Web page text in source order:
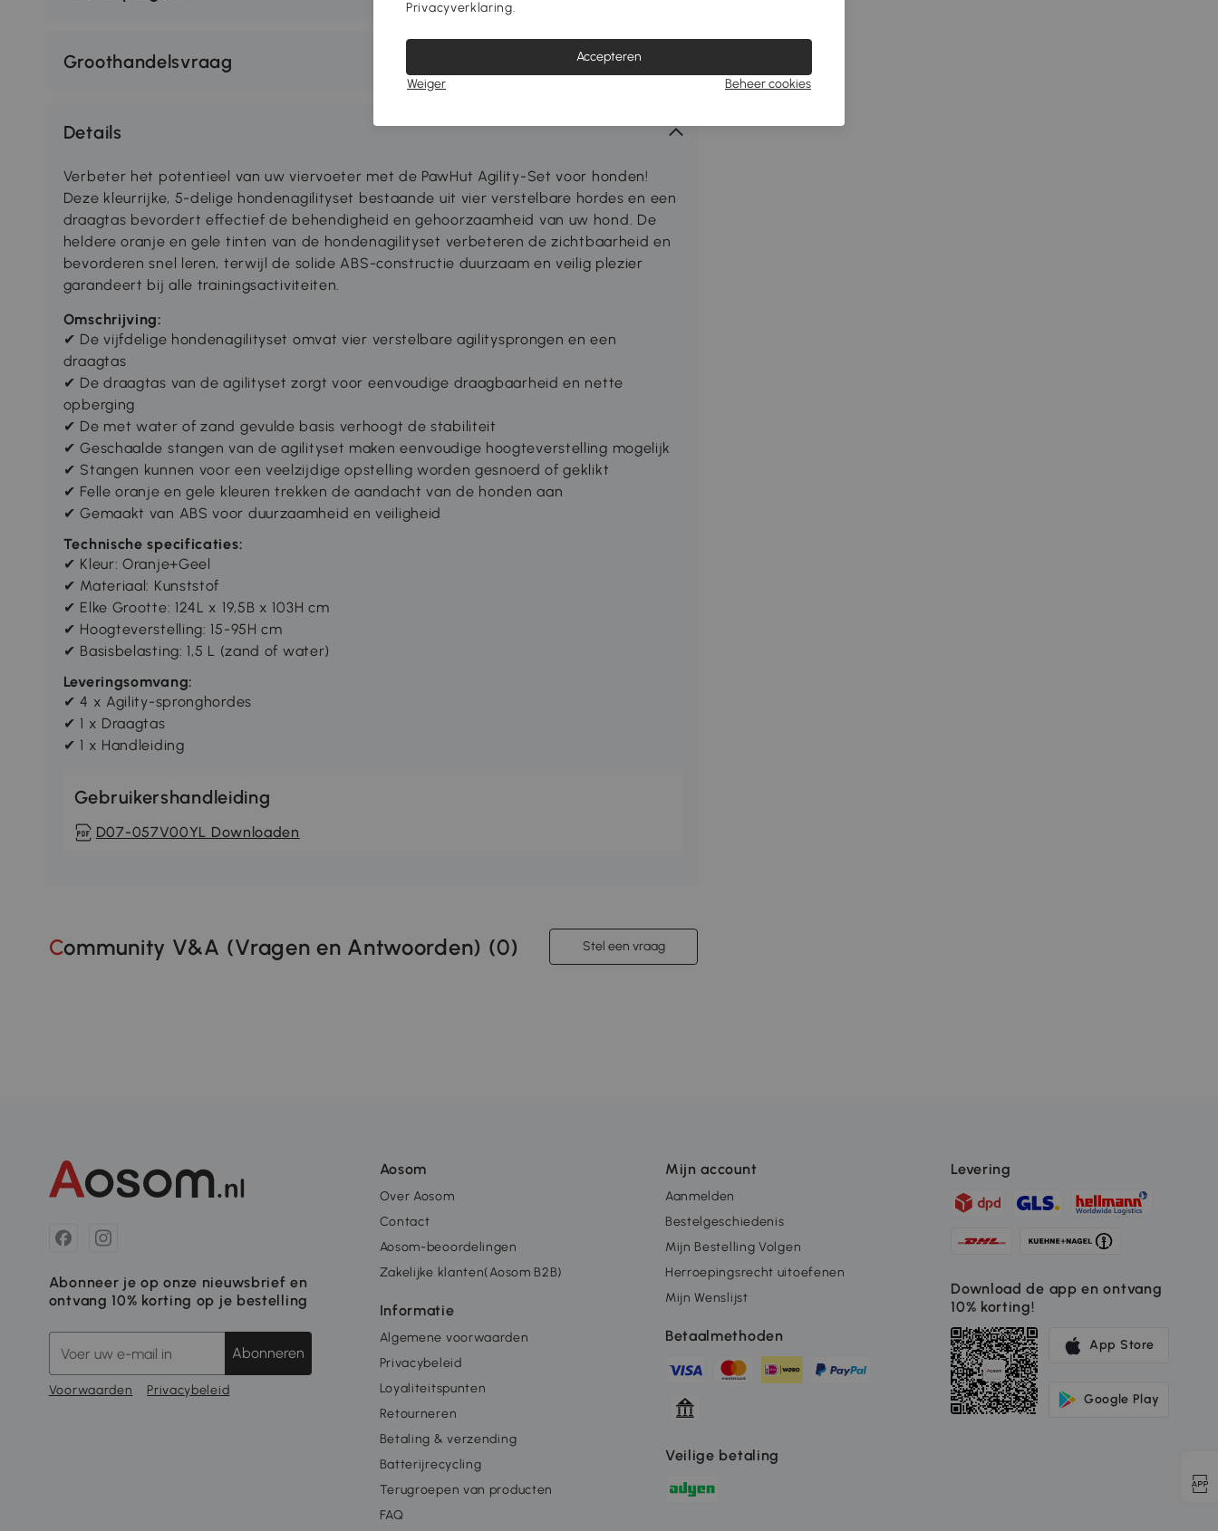
Groothandelsvraag
Details
Verbeter het potentieel van uw viervoeter met de PawHut Agility-Set voor honden!
Deze kleurrijke, 5-delige hondenagilityset bestaande uit vier verstelbare hordes en een
draagtas bevordert effectief de behendigheid en gehoorzaamheid van uw hond. De
heldere oranje en gele tinten van de hondenagilityset verbeteren de zichtbaarheid en
bevorderen snel leren, terwijl de solide ABS-constructie duurzaam en veilig plezier
garandeert bij alle trainingsactiviteiten.
Omschrijving:
✔ De vijfdelige hondenagilityset omvat vier verstelbare agilitysprongen en een
draagtas
✔ De draagtas van de agilityset zorgt voor eenvoudige draagbaarheid en nette
opberging
✔ De met water of zand gevulde basis verhoogt de stabiliteit
✔ Geschaalde stangen van de agilityset maken eenvoudige hoogteverstelling mogelijk
✔ Stangen kunnen voor een veelzijdige opstelling worden gesnoerd of geklikt
✔ Felle oranje en gele kleuren trekken de aandacht van de honden aan
✔ Gemaakt van ABS voor duurzaamheid en veiligheid
Technische specificaties:
✔ Kleur: Oranje+Geel
✔ Materiaal: Kunststof
✔ Elke Grootte: 124L x 19,5B x 103H cm
✔ Hoogteverstelling: 15-95H cm
✔ Basisbelasting: 1,5 L (zand of water)
Leveringsomvang:
✔ 4 x Agility-spronghordes
✔ 1 x Draagtas
✔ 1 x Handleiding
Gebruikershandleiding
D07-057V00YL Downloaden
Community V&A (Vragen en Antwoorden) (0) Stel een vraag
Abonneer je op onze nieuwsbrief en
ontvang 10% korting op je bestelling
Abonneren
Voorwaarden Privacybeleid
Aosom
Over Aosom
Contact
Aosom-beoordelingen
Zakelijke klanten(Aosom B2B)
Informatie
Algemene voorwaarden
Privacybeleid
Loyaliteitspunten
Retourneren
Betaling & verzending
Batterijrecycling
Terugroepen van producten
FAQ
Mijn account
Aanmelden
Bestelgeschiedenis
Mijn Bestelling Volgen
Herroepingsrecht uitoefenen
Mijn Wenslijst
Betaalmethoden
Veilige betaling
Levering
Download de app en ontvang
10% korting!
App Store
Google Play
Privacyverklaring.
Accepteren
Weiger
Beheer cookies